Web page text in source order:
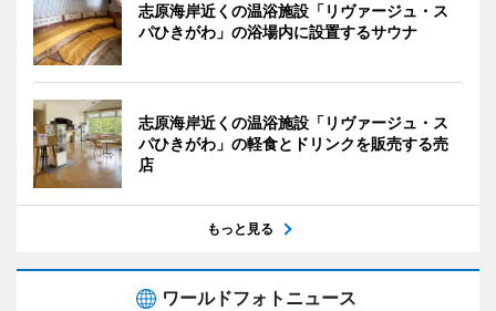
志原海岸近くの温浴施設「リヴァージュ・ス
パひきがわ」の浴場内に設置するサウナ
志原海岸近くの温浴施設「リヴァージュ・ス
パひきがわ」の軽食とドリンクを販売する売
店
もっと見る
ワールドフォトニュース